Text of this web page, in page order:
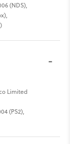
(NDS),
Limited
(PS2),
-